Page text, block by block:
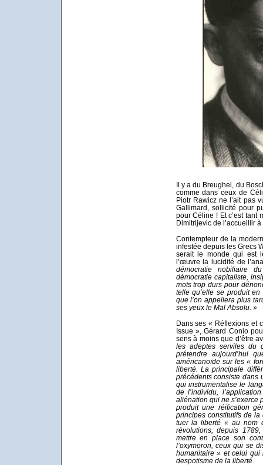
Il y a du Breughel, du
comme dans ceux de
Piotr Rawicz ne l’ait pas
Gallimard, sollicité pour
pour Céline ! Et c’est tant
Dimitrijevic de l’accueillir à
Contempteur de la
infestée depuis les Grecs
serait le monde qui est
l’œuvre la lucidité de
démocratie nobiliaire
démocratie capitaliste,
mots trop durs pour
telle qu’elle se produit
que l’on appellera plus
ses yeux le Mal Absolu. »
Dans ses « Réflexions et
Issue », Gérard Conio
sens à moins que d’être
les adeptes serviles du
prétendre aujourd’hui
américanoïde sur les «
liberté. La principale
précédents consiste dans
qui instrumentalise le
de l’individu,
aliénation qui ne s’exerce
produit une réification
principes constitutifs de
tuer la liberté « au nom
révolutions, depuis
mettre en place son
l’oxymoron, ceux qui se
humanitaire » et celui
despotisme de la liberté.